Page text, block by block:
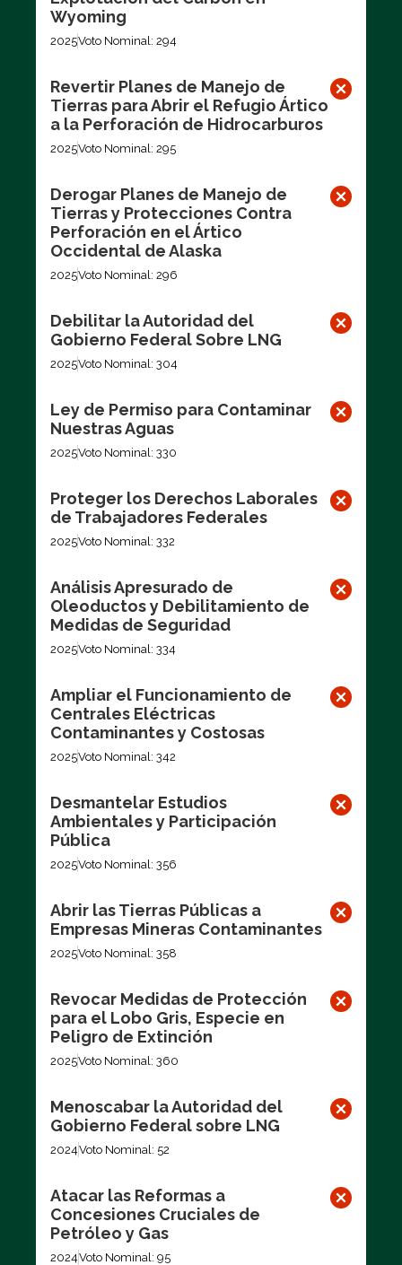
Wyoming
2025Voto Nominal: 294
Revertir Planes de Manejo de
Tierras para Abrir el Refugio Ártico
a la Perforación de Hidrocarburos
2025Voto Nominal: 295
Derogar Planes de Manejo de
Tierras y Protecciones Contra
Perforación en el Ártico
Occidental de Alaska
2025Voto Nominal: 296
Debilitar la Autoridad del
Gobierno Federal Sobre LNG
2025Voto Nominal: 304
Ley de Permiso para Contaminar
Nuestras Aguas
2025Voto Nominal: 330
Proteger los Derechos Laborales
de Trabajadores Federales
2025Voto Nominal: 332
Análisis Apresurado de
Oleoductos y Debilitamiento de
Medidas de Seguridad
2025Voto Nominal: 334
Ampliar el Funcionamiento de
Centrales Eléctricas
Contaminantes y Costosas
2025Voto Nominal: 342
Desmantelar Estudios
Ambientales y Participación
Pública
2025Voto Nominal: 356
Abrir las Tierras Públicas a
Empresas Mineras Contaminantes
2025Voto Nominal: 358
Revocar Medidas de Protección
para el Lobo Gris, Especie en
Peligro de Extinción
2025Voto Nominal: 360
Menoscabar la Autoridad del
Gobierno Federal sobre LNG
2024Voto Nominal: 52
Atacar las Reformas a
Concesiones Cruciales de
Petróleo y Gas
2024Voto Nominal: 95